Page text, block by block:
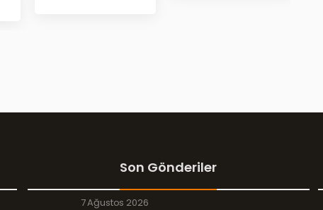
Son Gönderiler
7 Ağustos 2026